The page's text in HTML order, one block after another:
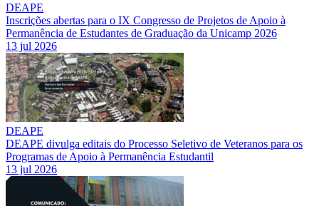
DEAPE
Inscrições abertas para o IX Congresso de Projetos de Apoio à
Permanência de Estudantes de Graduação da Unicamp 2026
13 jul 2026
DEAPE
DEAPE divulga editais do Processo Seletivo de Veteranos para os
Programas de Apoio à Permanência Estudantil
13 jul 2026